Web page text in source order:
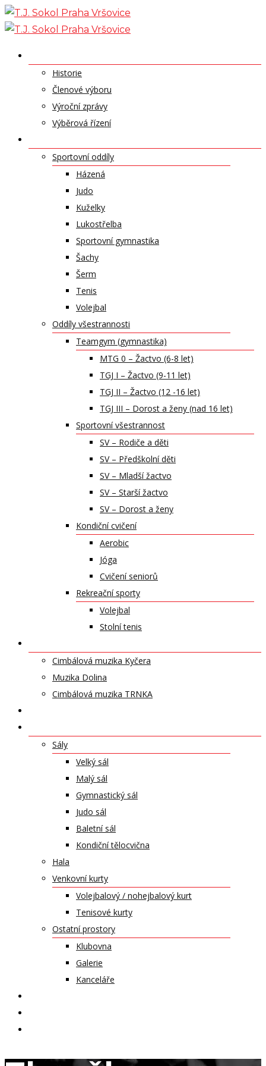
Skip
to
Historie
Členové výboru
Výroční zprávy
Výběrová řízení
Sportovní oddíly
Házená
Judo
Kuželky
Lukostřelba
Sportovní gymnastika
Šachy
Šerm
Tenis
Volejbal
Oddíly všestrannosti
Teamgym (gymnastika)
MTG 0 – Žactvo (6-8 let)
TGJ I – Žactvo (9-11 let)
TGJ II – Žactvo (12 -16 let)
TGJ III – Dorost a ženy (nad 16 let)
Sportovní všestrannost
SV – Rodiče a děti
SV – Předškolní děti
SV – Mladší žactvo
SV – Starší žactvo
SV – Dorost a ženy
Kondiční cvičení
Aerobic
Jóga
Cvičení seniorů
Rekreační sporty
Volejbal
Stolní tenis
Cimbálová muzika Kyčera
Muzika Dolina
Cimbálová muzika TRNKA
Sály
Velký sál
Malý sál
Gymnastický sál
Judo sál
Baletní sál
Kondiční tělocvična
Hala
Venkovní kurty
Volejbalový / nohejbalový kurt
Tenisové kurty
Ostatní prostory
Klubovna
Galerie
Kanceláře